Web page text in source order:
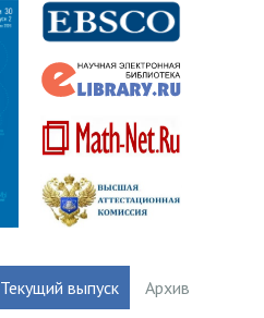
Текущий выпуск
Архив